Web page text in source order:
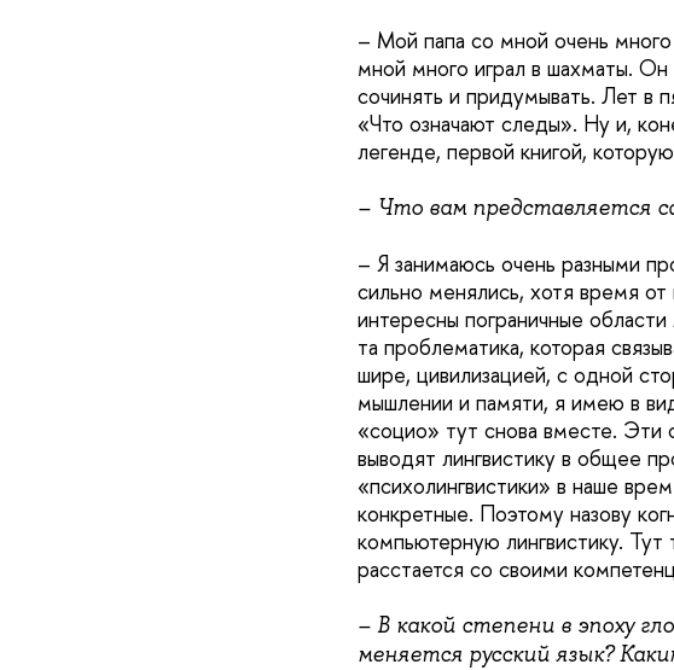
– Мой папа со мной очень много
мной много играл в шахматы.
сочинять и придумывать. Лет в
«Что означают следы». Ну и,
легенде, первой книгой,
– Что вам представляется
– Я занимаюсь очень разными
сильно менялись, хотя время
интересны пограничные области
та проблематика, которая
шире, цивилизацией, с одной
мышлении и памяти, я имею в
«социо» тут снова вместе. Эти
выводят лингвистику в общее
«психолингвистики» в наше
конкретные. Поэтому назову
компьютерную лингвистику.
расстается со своими
– В какой степени в эпоху
меняется русский язык?